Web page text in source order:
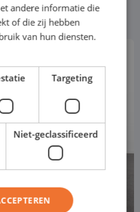
andere informatie die
of die zij hebben
van hun diensten.
Targeting
Niet-geclassificeerd